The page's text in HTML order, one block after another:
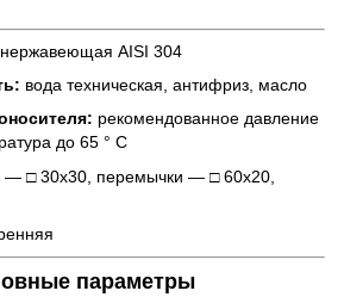
нержавеющая AISI 304
вода техническая, антифриз, масло
рекомендованное давление
до 65 ° С
— □ 30х30, перемычки — □ 60х20,
параметры